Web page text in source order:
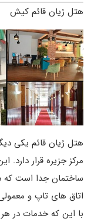
هتل رُیان قائم کیش
اتاق های تاپ و
با این که خدمات در